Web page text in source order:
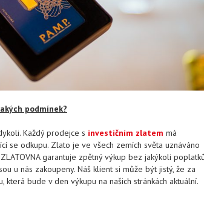
podmínek?
Každý prodejce s investičním zlatem má
se odkupu. Zlato je ve všech zemích světa uznáváno
garantuje zpětný výkup bez jakýkoli
u nás zakoupeny. Náš klient si může být jistý, že za
která bude v den výkupu na našich stránkách aktuální.